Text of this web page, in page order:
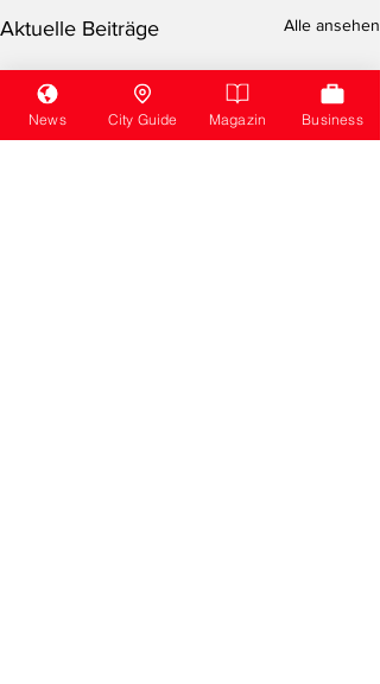
Aktuelle Beiträge Alle ansehen
News City Guide Magazin Business